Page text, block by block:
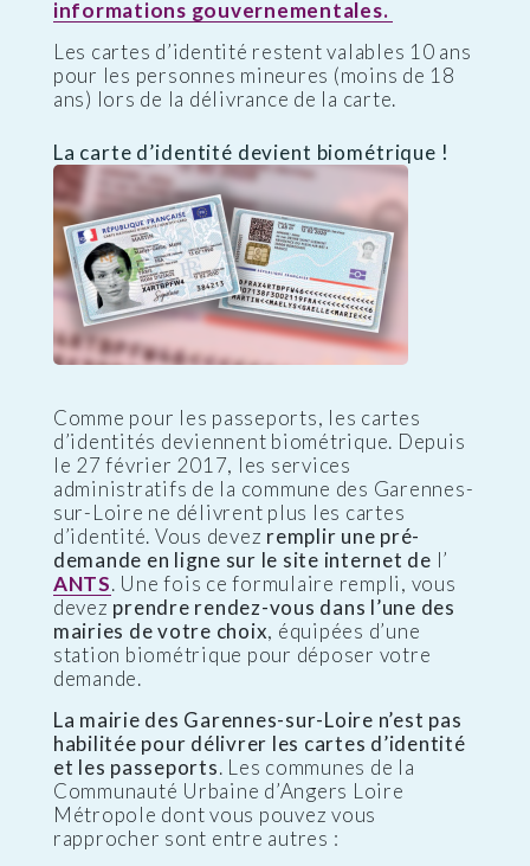
informations gouvernementales.
Les cartes d’identité restent valables 10 ans
pour les personnes mineures (moins de 18
ans) lors de la délivrance de la carte.
La carte d’identité devient biométrique !
Comme pour les passeports, les cartes
d’identités deviennent biométrique. Depuis
le 27 février 2017, les services
administratifs de la commune des Garennes-
sur-Loire ne délivrent plus les cartes
d’identité. Vous devez remplir une pré-
demande en ligne sur le site internet de l’
ANTS. Une fois ce formulaire rempli, vous
devez prendre rendez-vous dans l’une des
mairies de votre choix, équipées d’une
station biométrique pour déposer votre
demande.
La mairie des Garennes-sur-Loire n’est pas
habilitée pour délivrer les cartes d’identité
et les passeports. Les communes de la
Communauté Urbaine d’Angers Loire
Métropole dont vous pouvez vous
rapprocher sont entre autres :